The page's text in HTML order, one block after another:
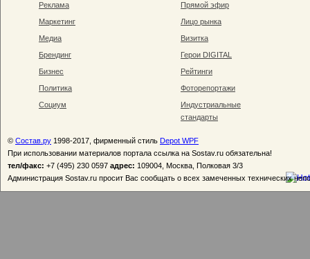
Реклама
Маркетинг
Медиа
Брендинг
Бизнес
Политика
Социум
Прямой эфир
Лицо рынка
Визитка
Герои DIGITAL
Рейтинги
Фоторепортажи
Индустриальные
стандарты
© Состав.ру 1998-2017, фирменный стиль Depot WPF
При использовании материалов портала ссылка на Sostav.ru обязательна!
тел/факс: +7 (495) 230 0597 адрес: 109004, Москва, Полковая 3/3
Администрация Sostav.ru просит Вас сообщать о всех замеченных технических